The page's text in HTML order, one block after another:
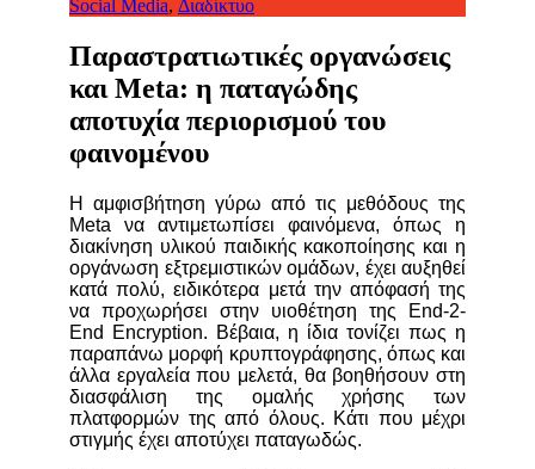
Social Media, Διαδίκτυο
Παραστρατιωτικές οργανώσεις
και Meta: η παταγώδης
αποτυχία περιορισμού του
φαινομένου
Η αμφισβήτηση γύρω από τις μεθόδους της
Meta να αντιμετωπίσει φαινόμενα, όπως η
διακίνηση υλικού παιδικής κακοποίησης και η
οργάνωση εξτρεμιστικών ομάδων, έχει αυξηθεί
κατά πολύ, ειδικότερα μετά την απόφασή της
να προχωρήσει στην υιοθέτηση της End-2-
End Encryption. Βέβαια, η ίδια τονίζει πως η
παραπάνω μορφή κρυπτογράφησης, όπως και
άλλα εργαλεία που μελετά, θα βοηθήσουν στη
διασφάλιση της ομαλής χρήσης των
πλατφορμών της από όλους. Κάτι που μέχρι
στιγμής έχει αποτύχει παταγωδώς.